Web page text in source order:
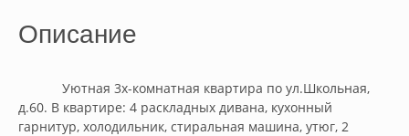
Описание
д.60. В квартире: 4 раскладных дивана, кухонный
гарнитур, холодильник, стиральная машина, утюг, 2